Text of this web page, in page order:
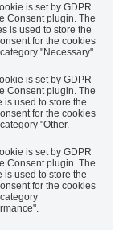
is set by GDPR
Consent plugin. The
is used to store the
for the cookies
"Necessary".
is set by GDPR
Consent plugin. The
is used to store the
for the cookies
"Other.
is set by GDPR
Consent plugin. The
is used to store the
for the cookies